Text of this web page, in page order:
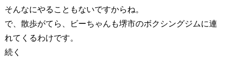
そんなにやることもないですからね。
で、散歩がてら、ビーちゃんも堺市のボクシングジムに連
れてくるわけです。
続く